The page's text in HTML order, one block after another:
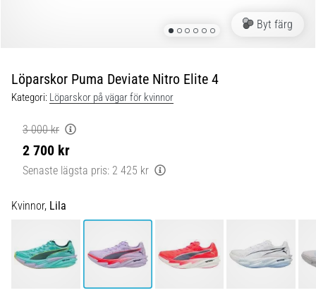
Vad
är
de
och
hur
genomförs
de?
praktiken
run
snabbhet,
Byt färg
Löparskor Puma Deviate Nitro Elite 4
Kategori: Löparskor på vägar för kvinnor
3 000 kr
2 700 kr
Senaste lägsta pris: 2 425 kr
Kvinnor, Lila